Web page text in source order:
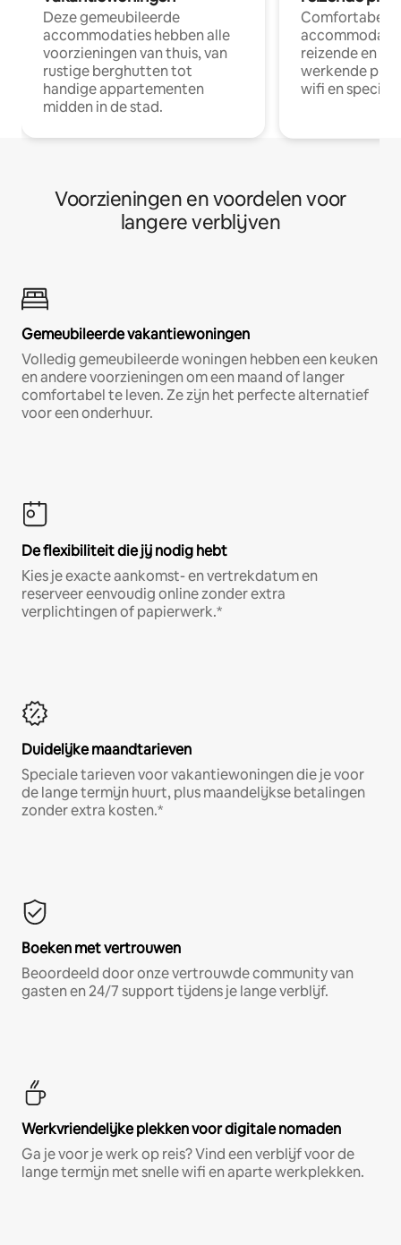
Deze gemeubileerde
accommodaties hebben alle
voorzieningen van thuis, van
rustige berghutten tot
handige appartementen
midden in de stad.
Comfortabele
reizende en
werkende
wifi en
Voorzieningen en voordelen voor
langere verblijven
Gemeubileerde vakantiewoningen
Volledig gemeubileerde woningen hebben een keuken
en andere voorzieningen om een maand of langer
comfortabel te leven. Ze zijn het perfecte alternatief
voor een onderhuur.
De flexibiliteit die jij nodig hebt
Kies je exacte aankomst- en vertrekdatum en
reserveer eenvoudig online zonder extra
verplichtingen of papierwerk.*
Duidelijke maandtarieven
Speciale tarieven voor vakantiewoningen die je voor
de lange termijn huurt, plus maandelijkse betalingen
zonder extra kosten.*
Boeken met vertrouwen
Beoordeeld door onze vertrouwde community van
gasten en 24/7 support tijdens je lange verblijf.
Werkvriendelijke plekken voor digitale nomaden
Ga je voor je werk op reis? Vind een verblijf voor de
lange termijn met snelle wifi en aparte werkplekken.